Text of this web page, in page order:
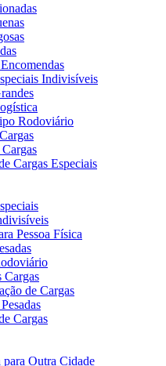
Indivisíveis
Rodoviário
Cargas Especiais
Pessoa Física
Cargas
de Cargas
Cargas
Outra Cidade